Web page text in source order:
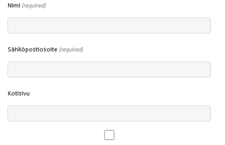
Nimi (required)
Sähköpostiosoite (required)
Kotisivu